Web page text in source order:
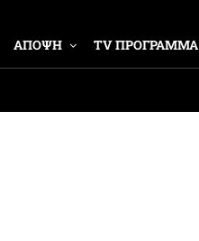
ΑΠΟΨΗ TV ΠΡΟΓΡΑΜΜΑ